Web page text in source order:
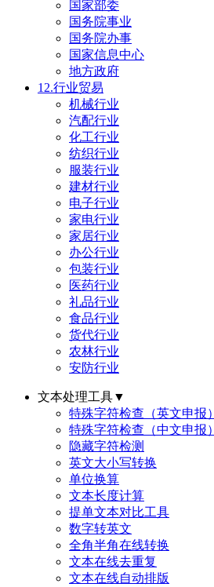
国家部委
国务院事业
国务院办事
国家信息中心
地方政府
12.行业贸易
机械行业
汽配行业
化工行业
纺织行业
服装行业
建材行业
电子行业
家电行业
家居行业
办公行业
包装行业
医药行业
礼品行业
食品行业
货代行业
农林行业
安防行业
文本处理工具▼
特殊字符检查（英文申报）
特殊字符检查（中文申报）
隐藏字符检测
英文大小写转换
单位换算
文本长度计算
提单文本对比工具
数字转英文
全角半角在线转换
文本在线去重复
文本在线自动排版